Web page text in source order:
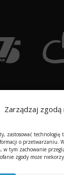
Zarządzaj zgodą
zastosować
o przetwarzaniu.
w tym zachowanie
zgody może